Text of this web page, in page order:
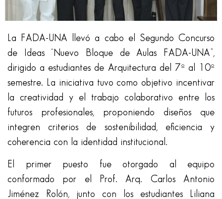
La FADA-UNA llevó a cabo el Segundo Concurso
de Ideas “Nuevo Bloque de Aulas FADA-UNA”,
dirigido a estudiantes de Arquitectura del 7º al 10º
semestre. La iniciativa tuvo como objetivo incentivar
la creatividad y el trabajo colaborativo entre los
futuros profesionales, proponiendo diseños que
integren criterios de sostenibilidad, eficiencia y
coherencia con la identidad institucional.
El primer puesto fue otorgado al equipo
conformado por el Prof. Arq. Carlos Antonio
Jiménez Rolón, junto con los estudiantes Liliana